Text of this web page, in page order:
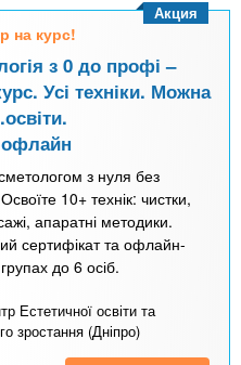
на курс!
з 0 до профі –
Усі техніки. Можна
з нуля без
10+ технік: чистки,
апаратні методики.
сертифікат та офлайн-
до 6 осіб.
Естетичної освіти та
зростання (Дніпро)
Акция